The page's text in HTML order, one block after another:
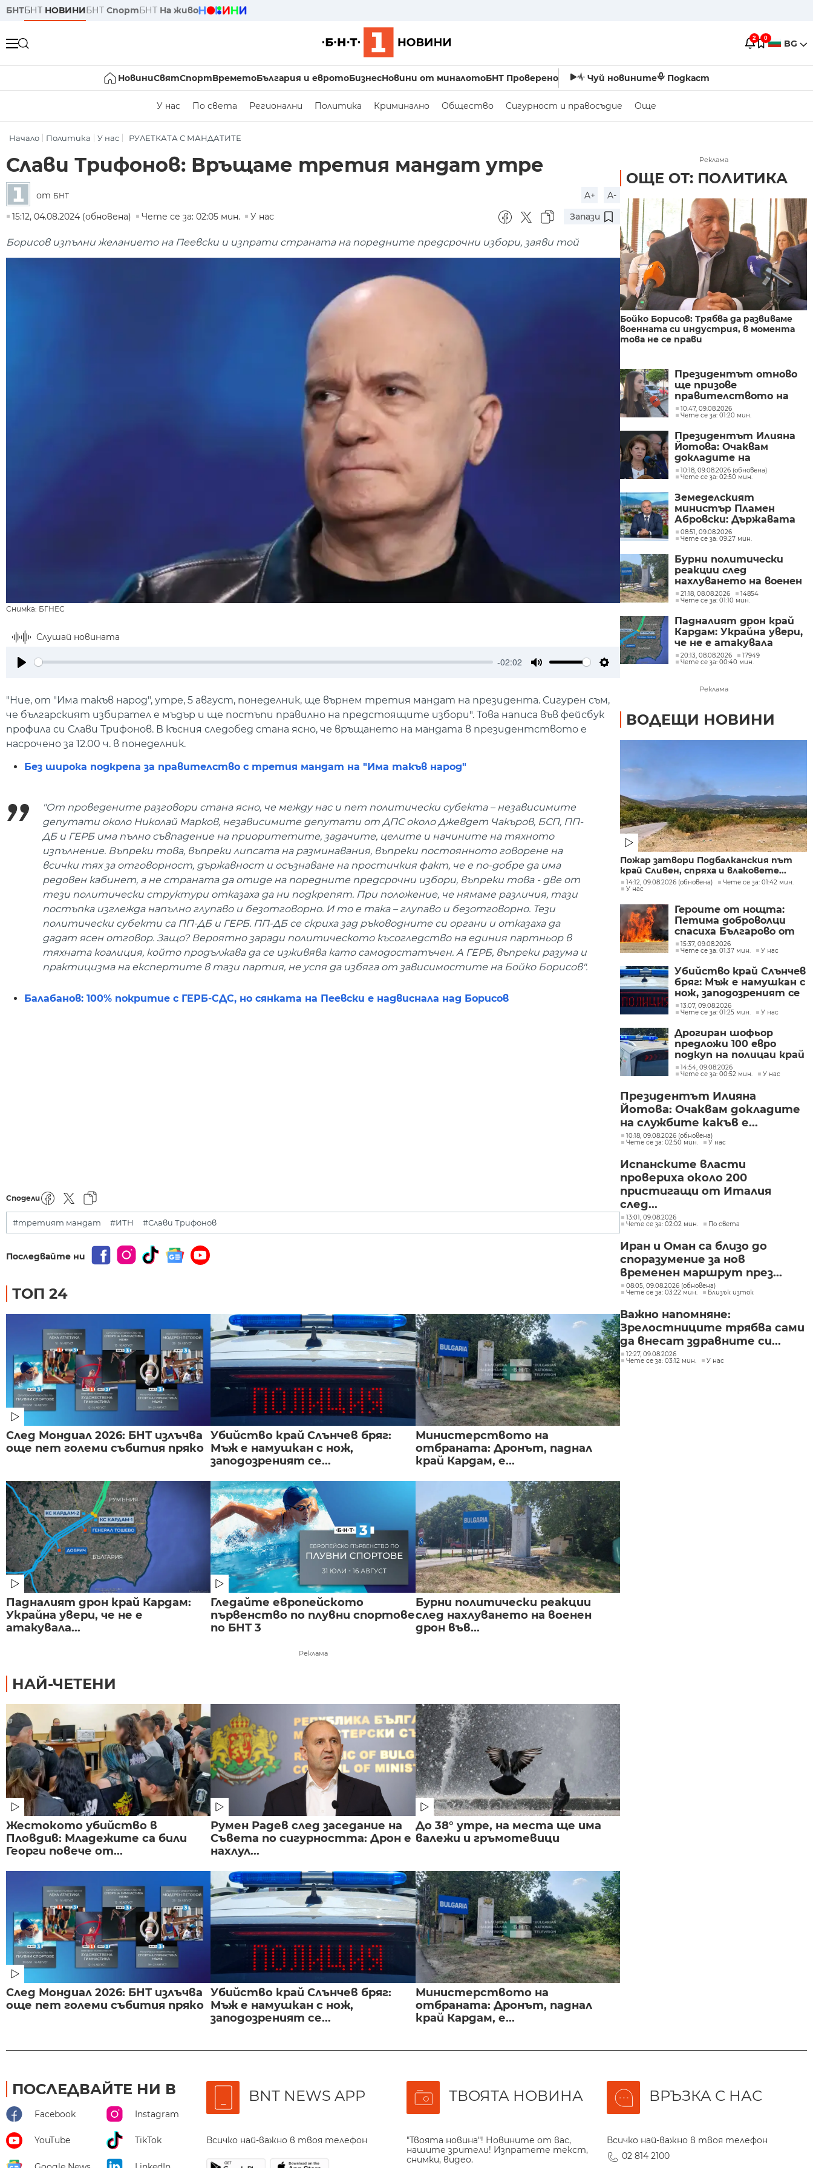
БНТБНТ НОВИНИБНТ СпортБНТ На живо
2 0 BG
НовиниСвятСпортВреметоБългария и евротоБизнесНовини от миналотоБНТ Проверено Чуй новините Подкаст
У нас По света Регионални Политика Криминално Общество Сигурност и правосъдие Още
Начало Политика У нас РУЛЕТКАТА С МАНДАТИТЕ
Слави Трифонов: Връщаме третия мандат утре
от БНТ A+
A-
15:12, 04.08.2024 (обновена)
Чете се за: 02:05 мин. У нас Запази
Борисов изпълни желанието на Пеевски и изпрати страната на поредните предсрочни избори, заяви той
Снимка: БГНЕС
Слушай новината
-02:02
"Ние, от "Има такъв народ", утре, 5 август, понеделник, ще върнем третия мандат на президента. Сигурен съм,
че българският избирател е мъдър и ще постъпи правилно на предстоящите избори". Това написа във фейсбук
профила си Слави Трифонов. В късния следобед стана ясно, че връщането на мандата в президентството е
насрочено за 12.00 ч. в понеделник.
Без широка подкрепа за правителство с третия мандат на "Има такъв народ"
"От проведените разговори стана ясно, че между нас и пет политически субекта – независимите
депутати около Николай Марков, независимите депутати от ДПС около Джевдет Чакъров, БСП, ПП-
ДБ и ГЕРБ има пълно съвпадение на приоритетите, задачите, целите и начините на тяхното
изпълнение. Въпреки това, въпреки липсата на разминавания, въпреки постоянното говорене на
всички тях за отговорност, държавност и осъзнаване на простичкия факт, че е по-добре да има
редовен кабинет, а не страната да отиде на поредните предсрочни избори, въпреки това - две от
тези политически структури отказаха да ни подкрепят. При положение, че нямаме различия, тази
постъпка изглежда напълно глупаво и безотговорно. И то е така – глупаво и безотговорно. Тези
политически субекти са ПП-ДБ и ГЕРБ. ПП-ДБ се скриха зад ръководните си органи и отказаха да
дадат ясен отговор. Защо? Вероятно заради политическото късогледство на единия партньор в
тяхната коалиция, който продължава да се изживява като самодостатъчен. А ГЕРБ, въпреки разума и
практицизма на експертите в тази партия, не успя да избяга от зависимостите на Бойко Борисов".
Балабанов: 100% покритие с ГЕРБ-СДС, но сянката на Пеевски е надвиснала над Борисов
Сподели
#третият мандат #ИТН #Слави Трифонов
Последвайте ни
ТОП 24
След Мондиал 2026: БНТ излъчва
още пет големи събития пряко
Убийство край Слънчев бряг:
Мъж е намушкан с нож,
заподозреният се...
Министерството на
отбраната: Дронът, паднал
край Кардам, е...
Падналият дрон край Кардам:
Украйна увери, че не е
атакувала...
Гледайте европейското
първенство по плувни спортове
по БНТ 3
Бурни политически реакции
след нахлуването на военен
дрон във...
Реклама
НАЙ-ЧЕТЕНИ
Жестокото убийство в
Пловдив: Младежите са били
Георги повече от...
Румен Радев след заседание на
Съвета по сигурността: Дрон е
нахлул...
До 38° утре, на места ще има
валежи и гръмотевици
След Мондиал 2026: БНТ излъчва
още пет големи събития пряко
Убийство край Слънчев бряг:
Мъж е намушкан с нож,
заподозреният се...
Министерството на
отбраната: Дронът, паднал
край Кардам, е...
Реклама
ОЩЕ ОТ: ПОЛИТИКА
Бойко Борисов: Трябва да развиваме
военната си индустрия, в момента
това не се прави
Президентът отново
ще призове
правителството на
Северна Македония да
съдейства за
Михайлова
10:47, 09.08.2026
Чете се за: 01:20 мин.
Президентът Илияна
Йотова: Очаквам
докладите на
службите какъв е
дронът и каква е била
10:18, 09.08.2026 (обновена)
Чете се за: 02:50 мин.
Земеделският
министър Пламен
Абровски: Държавата
трябва да засили
контрола върху вноса
08:51, 09.08.2026
Чете се за: 09:27 мин.
Бурни политически
реакции след
нахлуването на военен
дрон във въздушното
ни пространство
21:18, 08.08.2026
14854
Чете се за: 01:10 мин.
Падналият дрон край
Кардам: Украйна увери,
че не е атакувала
умишлено България и
обеща разследване
20:13, 08.08.2026
17949
Чете се за: 00:40 мин.
Реклама
ВОДЕЩИ НОВИНИ
Пожар затвори Подбалканския път
край Сливен, спряха и влаковете...
14:12, 09.08.2026 (обновена)
Чете се за: 01:42 мин.
У нас
Героите от нощта:
Петима доброволци
спасиха Българово от
огнен капан
15:37, 09.08.2026
Чете се за: 01:37 мин.
У нас
Убийство край Слънчев
бряг: Мъж е намушкан с
нож, заподозреният се
опитал да избяга
13:07, 09.08.2026
Чете се за: 01:25 мин.
У нас
Дрогиран шофьор
предложи 100 евро
подкуп на полицаи край
Поморие
14:54, 09.08.2026
Чете се за: 00:52 мин.
У нас
Президентът Илияна
Йотова: Очаквам докладите
на службите какъв е...
10:18, 09.08.2026 (обновена)
Чете се за: 02:50 мин.
У нас
Испанските власти
провериха около 200
пристигащи от Италия
след...
13:01, 09.08.2026
Чете се за: 02:02 мин.
По света
Иран и Оман са близо до
споразумение за нов
временен маршрут през...
08:05, 09.08.2026 (обновена)
Чете се за: 03:22 мин.
Близък изток
Важно напомняне:
Зрелостниците трябва сами
да внесат здравните си...
12:27, 09.08.2026
Чете се за: 03:12 мин.
У нас
ПОСЛЕДВАЙТЕ НИ В
Facebook Instagram
YouTube TikTok
BNT NEWS APP
Всичко най-важно в твоя телефон
ТВОЯТА НОВИНА
"Твоята новина"! Новините от вас,
нашите зрители! Изпратете текст,
снимки, видео.
ВРЪЗКА С НАС
Всичко най-важно в твоя телефон
02 814 2100